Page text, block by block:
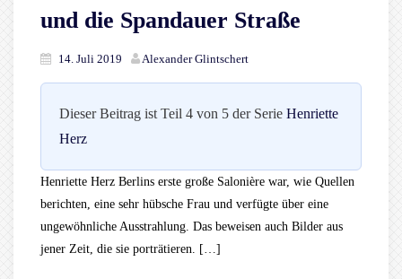
und die Spandauer Straße
14. Juli 2019 Alexander Glintschert
Dieser Beitrag ist Teil 4 von 5 der Serie Henriette
Herz
Henriette Herz Berlins erste große Salonière war, wie Quellen
berichten, eine sehr hübsche Frau und verfügte über eine
ungewöhnliche Ausstrahlung. Das beweisen auch Bilder aus
jener Zeit, die sie porträtieren. […]